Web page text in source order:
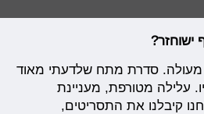
ישוחזר?
מעולה. סדרת מתח שלדעתי מאוד
עלילה מטורפת, מעניינת
קיבלנו את התסריטים,